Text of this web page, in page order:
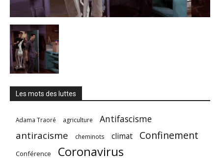
Les mots des luttes
Adama Traoré agriculture Antifascisme
antiracisme cheminots climat Confinement
Conférence Coronavirus